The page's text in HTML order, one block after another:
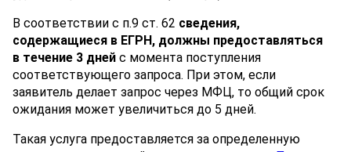
В соответствии с п.9 ст. 62 сведения,
содержащиеся в ЕГРН, должны предоставляться
в течение 3 дней с момента поступления
соответствующего запроса. При этом, если
заявитель делает запрос через МФЦ, то общий срок
ожидания может увеличиться до 5 дней.
Такая услуга предоставляется за определенную